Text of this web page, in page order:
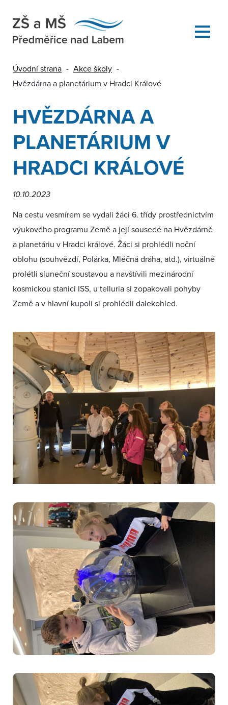
Úvodní strana - Akce školy -
Hvězdárna a planetárium v Hradci Králové
HVĚZDÁRNA A
PLANETÁRIUM V
HRADCI KRÁLOVÉ
10.10.2023
Na cestu vesmírem se vydali žáci 6. třídy prostřednictvím
výukového programu Země a její sousedé na Hvězdárně
a planetáriu v Hradci králové. Žáci si prohlédli noční
oblohu (souhvězdí, Polárka, Mléčná dráha, atd.), virtuálně
prolétli sluneční soustavou a navštívili mezinárodní
kosmickou stanici ISS, u telluria si zopakovali pohyby
Země a v hlavní kupoli si prohlédli dalekohled.